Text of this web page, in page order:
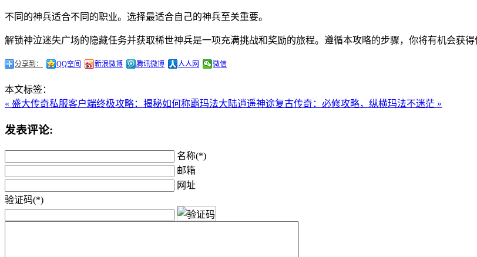
不同的神兵适合不同的职业。选择最适合自己的神兵至关重要。
解锁神泣迷失广场的隐藏任务并获取稀世神兵是一项充满挑战和奖励的旅程。遵循本攻略的步骤，你将有机会获
分享到： QQ空间 新浪微博 腾讯微博 人人网 微信
本文标签：
« 盛大传奇私服客户端终极攻略：揭秘如何称霸玛法大陆逍遥神途复古传奇：必修攻略，纵横玛法不迷茫 »
发表评论:
名称(*)
邮箱
网址
验证码(*)